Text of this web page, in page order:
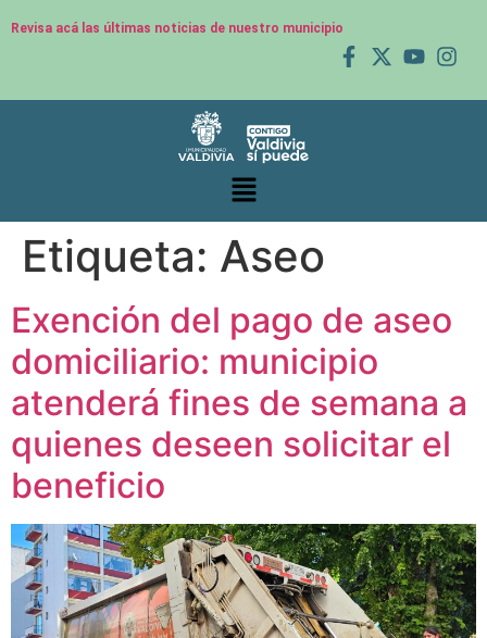
Revisa acá las últimas noticias de nuestro municipio
Etiqueta: Aseo
Exención del pago de aseo
domiciliario: municipio
atenderá fines de semana a
quienes deseen solicitar el
beneficio